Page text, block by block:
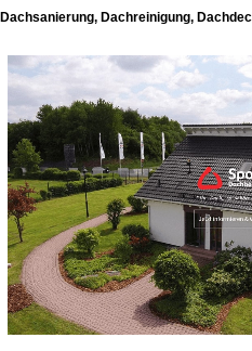
Dachsanierung, Dachreinigung,